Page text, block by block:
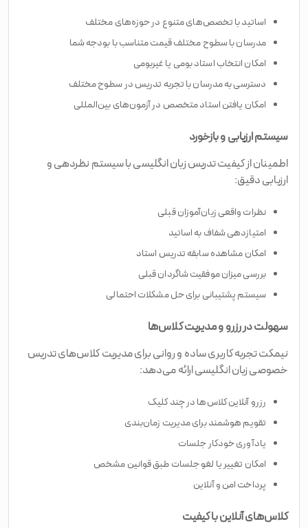
اساتید با تخصص‌های متنوع در حوزه‌های مختلف
مدرسان با سطوح مختلف قیمت متناسب با بودجه شما
امکان انتخاب استاد بومی یا غیربومی
دسترسی به مدرسان با تجربه تدریس در سطوح مختلف
امکان یافتن استاد متخصص در آزمون‌های بین‌المللی
سیستم ارزیابی و بازخورد
اطمینان از کیفیت تدریس زبان انگلیسی با سیستم نظردهی و
ارزیابی دقیق:
نظرات واقعی زبان‌آموزان قبلی
امتیازدهی شفاف به اساتید
امکان مشاهده سابقه تدریس استاد
بررسی میزان موفقیت شاگردان قبلی
سیستم پشتیبانی برای حل مشکلات احتمالی
سهولت در رزرو و مدیریت کلاس‌ها
نیمکت تجربه کاربری ساده و روانی برای مدیریت کلاس‌های تدریس
خصوصی زبان انگلیسی ارائه می‌دهد:
رزرو آنلاین کلاس‌ها در چند کلیک
تقویم هوشمند برای مدیریت زمان‌بندی
یادآوری خودکار جلسات
امکان تغییر یا لغو جلسات طبق قوانین مشخص
پرداخت امن و آنلاین
کلاس‌های آنلاین با کیفیت